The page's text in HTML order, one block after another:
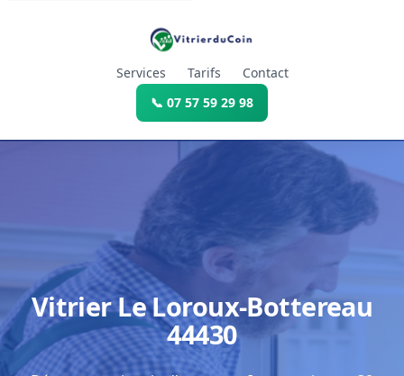
Services Tarifs
Contact
📞 07 57 59 29 98
Vitrier Le Loroux-Bottereau
44430